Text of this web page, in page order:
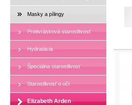
Masky a pílingy
Protivrásková starostlivosť
Hydratácia
Špeciálna starostlivosť
Starostlivosť o oči
Elizabeth Arden